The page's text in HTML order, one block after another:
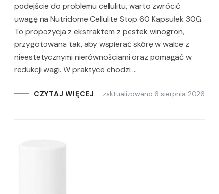
podejście do problemu cellulitu, warto zwrócić
uwagę na Nutridome Cellulite Stop 60 Kapsułek 30G.
To propozycja z ekstraktem z pestek winogron,
przygotowana tak, aby wspierać skórę w walce z
nieestetycznymi nierównościami oraz pomagać w
redukcji wagi. W praktyce chodzi …
CZYTAJ WIĘCEJ zaktualizowano 6 sierpnia 2026